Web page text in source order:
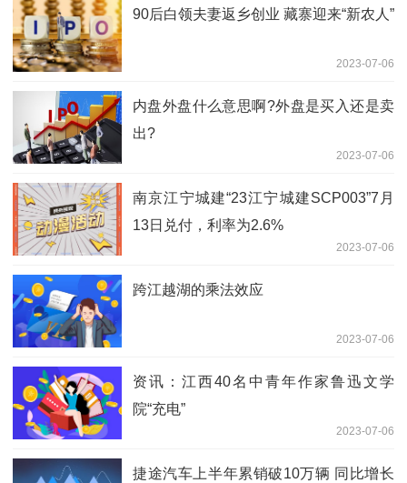
2023年欧洲发明家奖！｜36氪新能源日
90后白领夫妻返乡创业 藏寨迎来“新农人”
2023-07-06
内盘外盘什么意思啊?外盘是买入还是卖
出?
2023-07-06
南京江宁城建“23江宁城建SCP003”7月
13日兑付，利率为2.6%
2023-07-06
跨江越湖的乘法效应
2023-07-06
资讯：江西40名中青年作家鲁迅文学
院“充电”
2023-07-06
捷途汽车上半年累销破10万辆 同比增长